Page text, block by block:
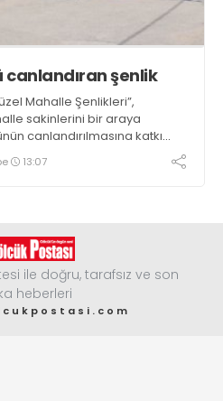
şenlik
Mahalle Şenlikleri”,
sakinlerini bir araya
canlandırılmasına katkı
13:07
ile doğru, tarafsız ve son
heberleri